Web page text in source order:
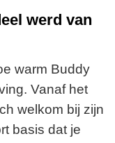
werd van
warm Buddy
Vanaf het
welkom bij zijn
basis dat je